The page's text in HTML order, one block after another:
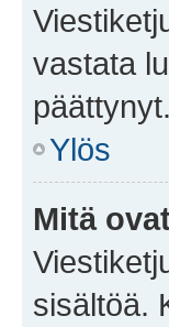
vastata
Ylös
Mitä
sisältöä.